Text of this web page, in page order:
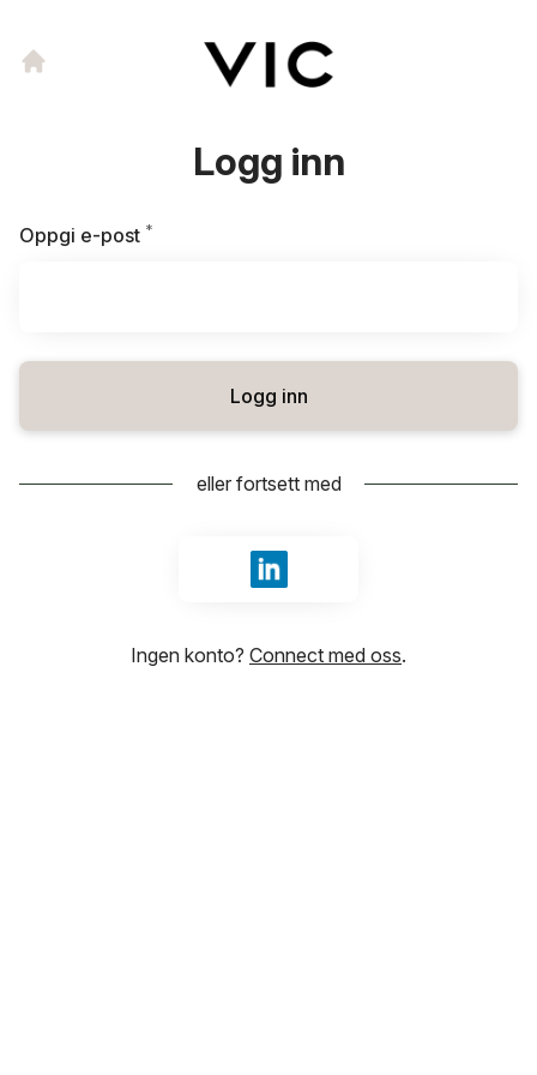
Logg inn
Oppgi e-post *
Logg inn
eller fortsett med
Logg inn med LinkedIn
Ingen konto? Connect med oss.